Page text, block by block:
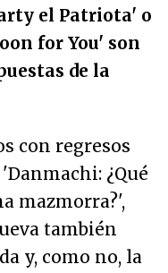
el Patriota' o
for You' son
de la
con regresos
¿Qué
mazmorra?',
también
y, como no, la